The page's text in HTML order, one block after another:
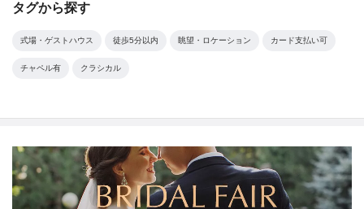
タグから探す
式場・ゲストハウス 徒歩5分以内 眺望・ロケーション カード支払い可
チャペル有 クラシカル